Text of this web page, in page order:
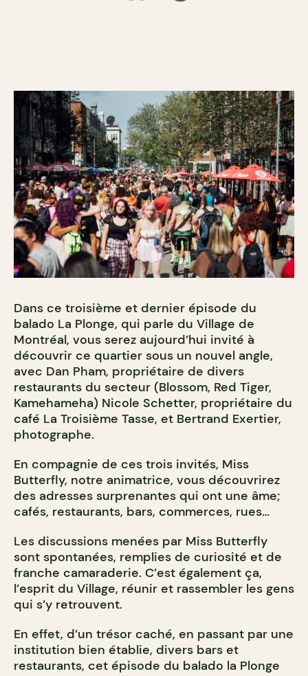
Dans ce troisième et dernier épisode du
balado La Plonge, qui parle du Village de
Montréal, vous serez aujourd’hui invité à
découvrir ce quartier sous un nouvel angle,
avec Dan Pham, propriétaire de divers
restaurants du secteur (Blossom, Red Tiger,
Kamehameha) Nicole Schetter, propriétaire du
café La Troisième Tasse, et Bertrand Exertier,
photographe.
En compagnie de ces trois invités, Miss
Butterfly, notre animatrice, vous découvrirez
des adresses surprenantes qui ont une âme;
cafés, restaurants, bars, commerces, rues…
Les discussions menées par Miss Butterfly
sont spontanées, remplies de curiosité et de
franche camaraderie. C’est également ça,
l’esprit du Village, réunir et rassembler les gens
qui s’y retrouvent.
En effet, d’un trésor caché, en passant par une
institution bien établie, divers bars et
restaurants, cet épisode du balado la Plonge